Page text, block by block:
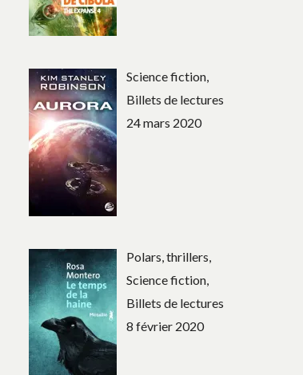
Science fiction,
Billets de lectures
24 mars 2020
Polars, thrillers,
Science fiction,
Billets de lectures
8 février 2020